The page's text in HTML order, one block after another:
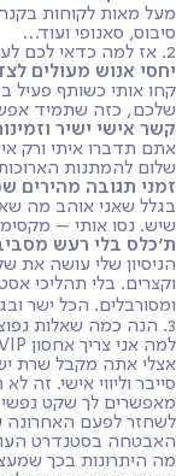
מעל מאות לקוחות בקנה
סיבוס, סאנופי ועוד…
2. אז למה כדאי לכם לעבוד איתי?
יחסי אנוש מעולים
קחו אותי כשותף
שלכם, כזה שתמיד
קשר אישי ישיר
אתם תדברו איתי ורק
שלום להמתנות
זמני תגובה מהירים
בגלל שאני אוהב מה
שיש. נסו אותי –
ת׳כלס בלי רעש
הניסיון שלי עושה את
וקצרים. בלי תהליכי
ומסורבלים. הכל ישר
3. הנה כמה שאלות נפוצות – ותשובות שפותרות ה…כל
למה אני צריך אחסון VIP אם יש אחסון ב-20 ש"ח בחודש?
אצלי אתה מקבל שרת
סייבר וליווי אישי. זה
מאפשרים לך שקט
לשחזר לפעם האחרונה
האבטחה בסטנדרט
מה היתרונות בכך